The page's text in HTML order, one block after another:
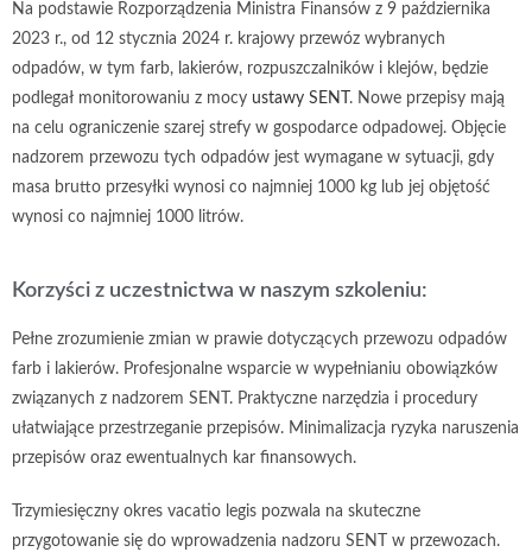
Na podstawie Rozporządzenia Ministra Finansów z 9 października
2023 r., od 12 stycznia 2024 r. krajowy przewóz wybranych
odpadów, w tym farb, lakierów, rozpuszczalników i klejów, będzie
podlegał monitorowaniu z mocy ustawy SENT . Nowe przepisy mają
na celu ograniczenie szarej strefy w gospodarce odpadowej. Objęcie
nadzorem przewozu tych odpadów jest wymagane w sytuacji, gdy
masa brutto przesyłki wynosi co najmniej 1000 kg lub jej objętość
wynosi co najmniej 1000 litrów.
Korzyści z uczestnictwa w naszym szkoleniu:
Pełne zrozumienie zmian w prawie dotyczących przewozu odpadów
farb i lakierów. Profesjonalne wsparcie w wypełnianiu obowiązków
związanych z nadzorem SENT. Praktyczne narzędzia i procedury
ułatwiające przestrzeganie przepisów. Minimalizacja ryzyka naruszenia
przepisów oraz ewentualnych kar finansowych.
Trzymiesięczny okres vacatio legis pozwala na skuteczne
przygotowanie się do wprowadzenia nadzoru SENT w przewozach.